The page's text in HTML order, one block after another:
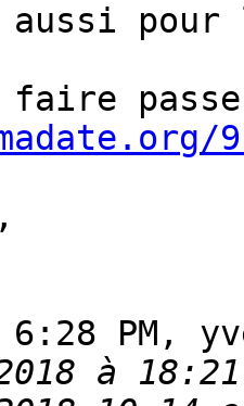
aussi
6:28 PM,